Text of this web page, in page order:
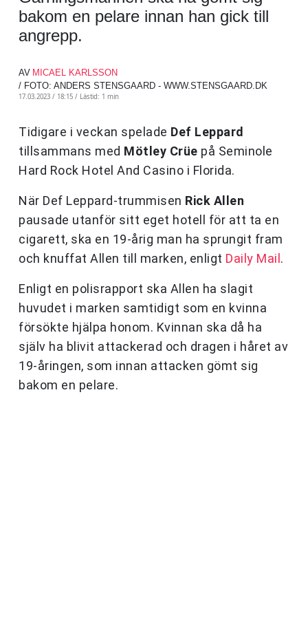
bakom en pelare innan han gick till
angrepp.
AV MICAEL KARLSSON
/ FOTO: ANDERS STENSGAARD - WWW.STENSGAARD.DK
17.03.2023 / 18:15 / Lästid: 1 min
Tidigare i veckan spelade Def Leppard
tillsammans med Mötley Crüe på Seminole
Hard Rock Hotel And Casino i Florida.
När Def Leppard-trummisen Rick Allen
pausade utanför sitt eget hotell för att ta en
cigarett, ska en 19-årig man ha sprungit fram
och knuffat Allen till marken, enligt Daily Mail .
Enligt en polisrapport ska Allen ha slagit
huvudet i marken samtidigt som en kvinna
försökte hjälpa honom. Kvinnan ska då ha
själv ha blivit attackerad och dragen i håret av
19-åringen, som innan attacken gömt sig
bakom en pelare.